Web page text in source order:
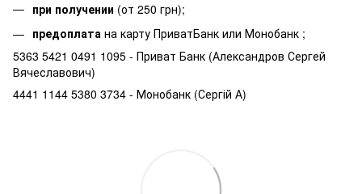
при получении (от 250 грн);
предоплата на карту ПриватБанк или Монобанк ;
5363 5421 0491 1095 - Приват Банк (Александров Сергей
Вячеславович)
4441 1144 5380 3734 - Монобанк (Сергій А)